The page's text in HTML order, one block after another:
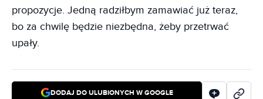
propozycje. Jedną radziłbym zamawiać już teraz,
bo za chwilę będzie niezbędna, żeby przetrwać
upały.
DODAJ DO ULUBIONYCH W GOOGLE